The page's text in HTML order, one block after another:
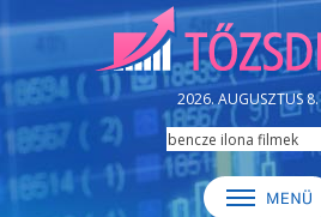
2026. AUGUSZTUS 8.